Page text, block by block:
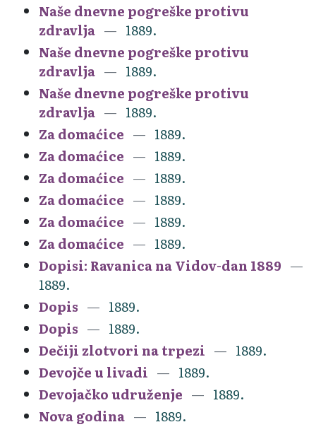
Naše dnevne pogreške protivu
zdravlja
1889.
Naše dnevne pogreške protivu
zdravlja
1889.
Naše dnevne pogreške protivu
zdravlja
1889.
Za domaćice
1889.
Za domaćice
1889.
Za domaćice
1889.
Za domaćice
1889.
Za domaćice
1889.
Za domaćice
1889.
Dopisi: Ravanica na Vidov-dan 1889
1889.
Dopis
1889.
Dopis
1889.
Dečiji zlotvori na trpezi
1889.
Devojče u livadi
1889.
Devojačko udruženje
1889.
Nova godina
1889.